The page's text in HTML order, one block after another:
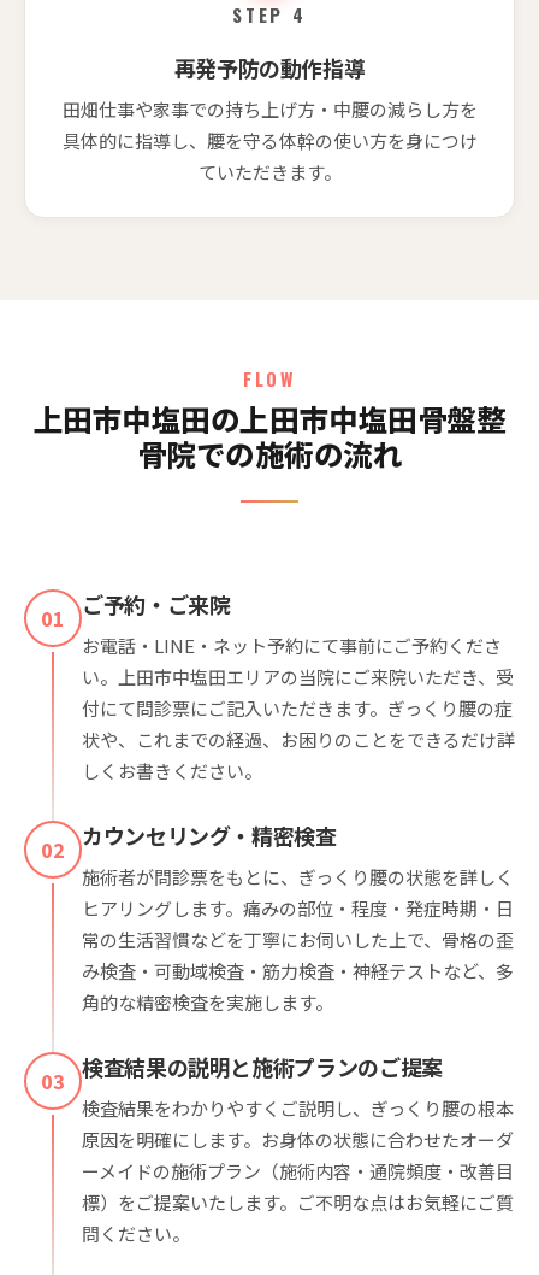
STEP 4
再発予防の動作指導
田畑仕事や家事での持ち上げ方・中腰の減らし方を
具体的に指導し、腰を守る体幹の使い方を身につけ
ていただきます。
FLOW
上田市中塩田の上田市中塩田骨盤整
骨院での施術の流れ
01 ご予約・ご来院
お電話・LINE・ネット予約にて事前にご予約くださ
い。上田市中塩田エリアの当院にご来院いただき、受
付にて問診票にご記入いただきます。ぎっくり腰の症
状や、これまでの経過、お困りのことをできるだけ詳
しくお書きください。
02 カウンセリング・精密検査
施術者が問診票をもとに、ぎっくり腰の状態を詳しく
ヒアリングします。痛みの部位・程度・発症時期・日
常の生活習慣などを丁寧にお伺いした上で、骨格の歪
み検査・可動域検査・筋力検査・神経テストなど、多
角的な精密検査を実施します。
03 検査結果の説明と施術プランのご提案
検査結果をわかりやすくご説明し、ぎっくり腰の根本
原因を明確にします。お身体の状態に合わせたオーダ
ーメイドの施術プラン（施術内容・通院頻度・改善目
標）をご提案いたします。ご不明な点はお気軽にご質
問ください。